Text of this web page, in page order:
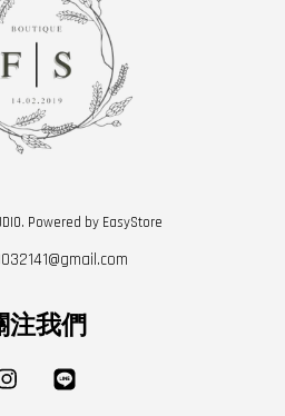
Powered by EasyStore
注我們
Instagram